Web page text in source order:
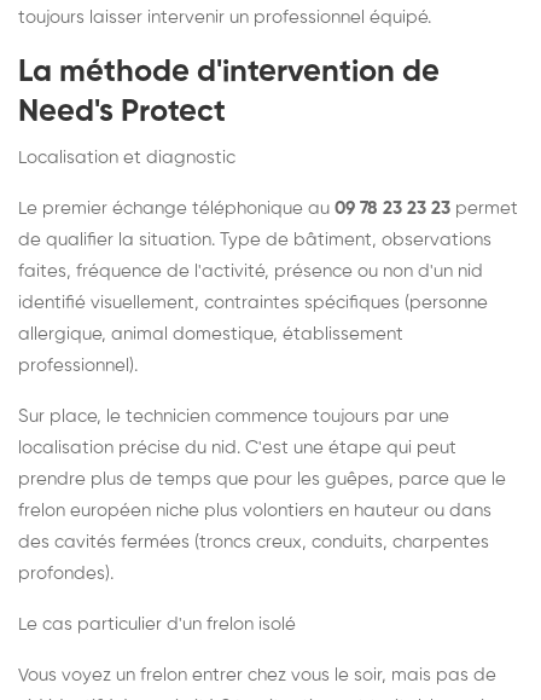
toujours laisser intervenir un professionnel équipé.
La méthode d'intervention de
Need's Protect
Localisation et diagnostic
Le premier échange téléphonique au 09 78 23 23 23 permet
de qualifier la situation. Type de bâtiment, observations
faites, fréquence de l'activité, présence ou non d'un nid
identifié visuellement, contraintes spécifiques (personne
allergique, animal domestique, établissement
professionnel).
Sur place, le technicien commence toujours par une
localisation précise du nid. C'est une étape qui peut
prendre plus de temps que pour les guêpes, parce que le
frelon européen niche plus volontiers en hauteur ou dans
des cavités fermées (troncs creux, conduits, charpentes
profondes).
Le cas particulier d'un frelon isolé
Vous voyez un frelon entrer chez vous le soir, mais pas de